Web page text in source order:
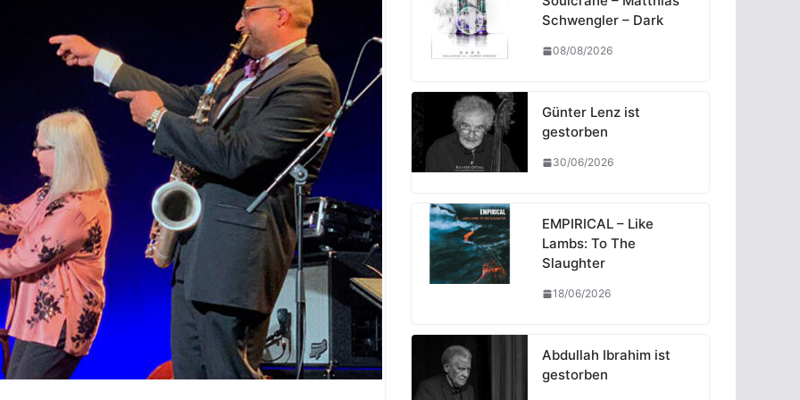
Schwengler – Dark
08/08/2026
Günter Lenz ist
gestorben
30/06/2026
EMPIRICAL – Like
Lambs: To The
Slaughter
18/06/2026
Abdullah Ibrahim ist
gestorben